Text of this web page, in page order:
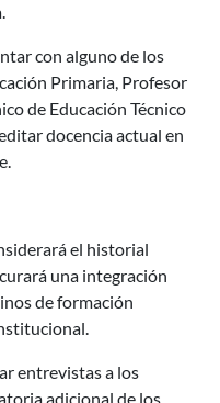
con alguno de los
Primaria, Profesor
de Educación Técnico
docencia actual en
el historial
una integración
de formación
entrevistas a los
adicional de los